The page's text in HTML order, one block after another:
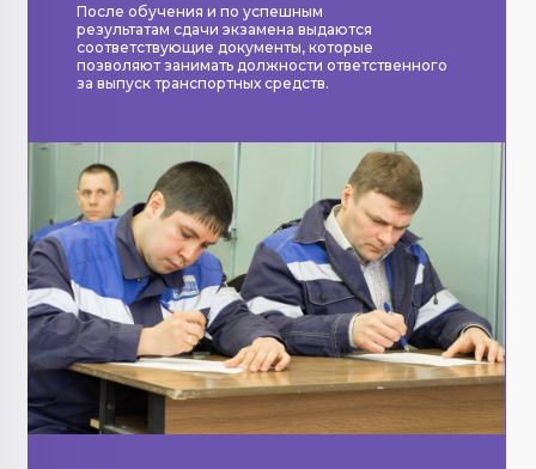
После обучения и по успешным
результатам сдачи экзамена выдаются
соответствующие документы, которые
позволяют занимать должности ответственного
за выпуск транспортных средств.